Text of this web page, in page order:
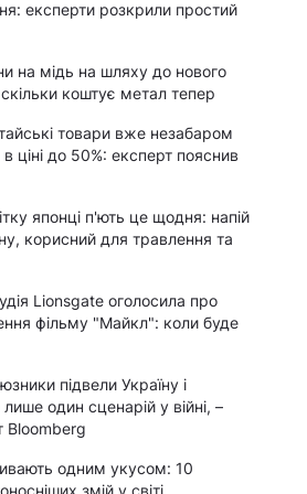
експерти розкрили простий
на мідь на шляху до нового
коштує метал тепер
товари вже незабаром
ціні до 50%: експерт пояснив
японці п'ють це щодня: напій
корисний для травлення та
Lionsgate оголосила про
фільму "Майкл": коли буде
підвели Україну і
один сценарій у війні, –
Bloomberg
одним укусом: 10
змій у світі